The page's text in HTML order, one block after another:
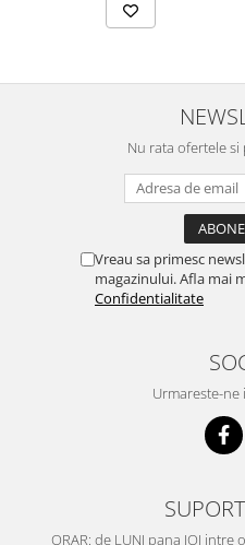
Nu rata ofertele
Vreau sa primesc
magazinului. Afla mai
Confidentialitate
Urmareste-ne
ORAR: de LUNI pana JOI intre